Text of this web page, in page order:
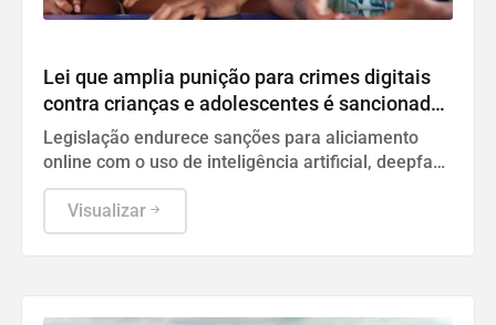
Lei que amplia punição para crimes digitais
contra crianças e adolescentes é sancionada
no Brasil
Legislação endurece sanções para aliciamento
online com o uso de inteligência artificial, deepfake
e perfis falsos.
Visualizar